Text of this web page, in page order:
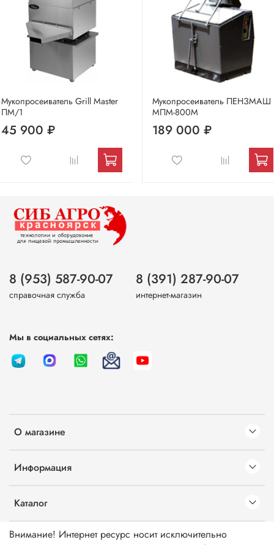
Мукопросеиватель Grill Master
ПМ/1
45 900 ₽
Мукопросеиватель ПЕНЗМАШ
МПМ-800М
189 000 ₽
О магазине
Информация
Каталог
8 (953) 587-90-07
справочная служба
8 (391) 287-90-07
интернет-магазин
Мы в социальных сетях:
Внимание! Интернет ресурс носит исключительно